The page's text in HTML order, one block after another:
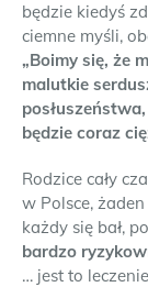
będzie kiedyś
ciemne myśli,
„Boimy się, że
malutkie
będzie coraz
Rodzice cały
w Polsce,
każdy się bał,
bardzo
… jest to